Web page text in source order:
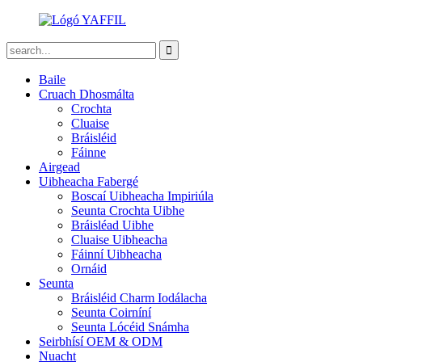
Baile
Cruach Dhosmálta
Crochta
Cluaise
Bráisléid
Fáinne
Airgead
Uibheacha Fabergé
Boscaí Uibheacha Impiriúla
Seunta Crochta Uibhe
Bráisléad Uibhe
Cluaise Uibheacha
Fáinní Uibheacha
Ornáid
Seunta
Bráisléid Charm Iodálacha
Seunta Coirníní
Seunta Lócéid Snámha
Seirbhísí OEM & ODM
Nuacht